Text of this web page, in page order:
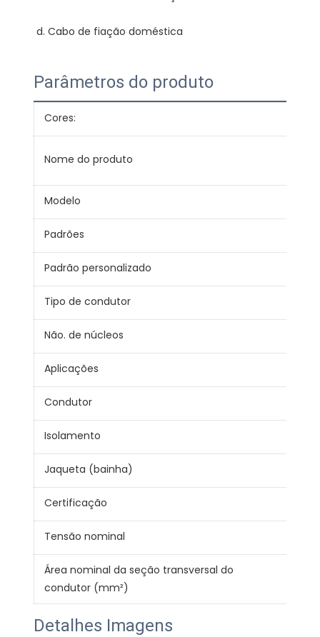
Parâmetros do produto
Cores:
Nome do produto
Modelo
Padrões
Padrão personalizado
Tipo de condutor
Não. de núcleos
Aplicações
Condutor
Isolamento
Jaqueta (bainha)
Certificação
Tensão nominal
Área nominal da seção transversal do
condutor (mm²)
Detalhes Imagens